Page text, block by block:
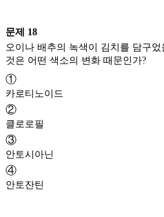
문제 18
오이나 배추의 녹색이 김치를 담구
것은 어떤 색소의 변화 때문인가?
①
카로티노이드
②
클로로필
③
안토시아닌
④
안토잔틴